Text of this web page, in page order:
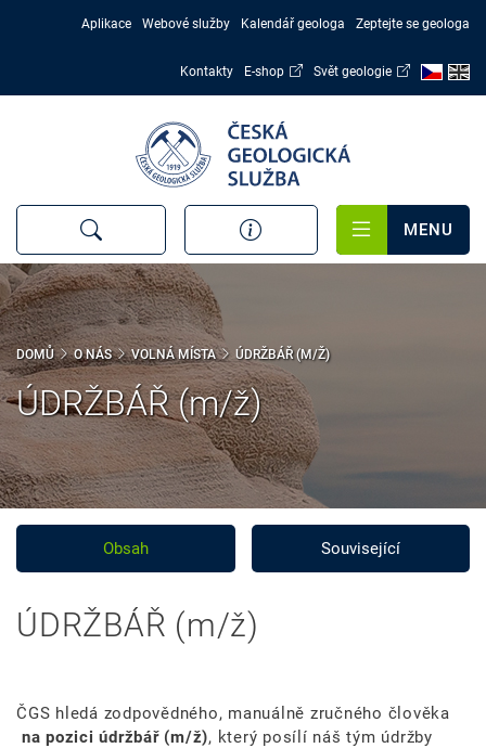
Aplikace Webové služby Kalendář geologa Zeptejte se geologa
Kontakty E-shop Svět geologie
MENU
DOMŮ O NÁS VOLNÁ MÍSTA ÚDRŽBÁŘ (M/Ž)
ÚDRŽBÁŘ (m/ž)
Obsah Související
ÚDRŽBÁŘ (m/ž)
ČGS hledá zodpovědného, manuálně zručného člověka
na pozici údržbář (m/ž), který posílí náš tým údržby